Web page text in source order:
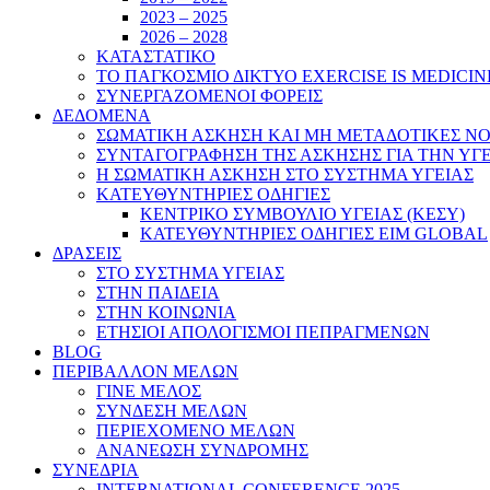
2023 – 2025
2026 – 2028
ΚΑΤΑΣΤΑΤΙΚΟ
ΤΟ ΠΑΓΚΟΣΜΙΟ ΔΙΚΤΥΟ EXERCISE IS
ΣΥΝΕΡΓΑΖΟΜΕΝΟΙ ΦΟΡΕΙΣ
ΔΕΔΟΜΕΝΑ
ΣΩΜΑΤΙΚΗ ΑΣΚΗΣΗ ΚΑΙ ΜΗ ΜΕΤΑΔΟΤΙΚΕΣ
ΣΥΝΤΑΓΟΓΡΑΦΗΣΗ ΤΗΣ ΑΣΚΗΣΗΣ ΓΙΑ ΤΗΝ
Η ΣΩΜΑΤΙΚΗ ΑΣΚΗΣΗ ΣΤΟ ΣΥΣΤΗΜΑ ΥΓΕΙΑΣ
ΚΑΤΕΥΘΥΝΤΗΡΙΕΣ ΟΔΗΓΙΕΣ
ΚΕΝΤΡΙΚΟ ΣΥΜΒΟΥΛΙΟ ΥΓΕΙΑΣ (ΚΕΣΥ)
ΚΑΤΕΥΘΥΝΤΗΡΙΕΣ ΟΔΗΓΙΕΣ EIM GLOBAL
ΔΡΑΣΕΙΣ
ΣΤΟ ΣΥΣΤΗΜΑ ΥΓΕΙΑΣ
ΣΤΗΝ ΠΑΙΔΕΙΑ
ΣΤΗΝ ΚΟΙΝΩΝΙΑ
ΕΤΗΣΙΟΙ ΑΠΟΛΟΓΙΣΜΟΙ ΠΕΠΡΑΓΜΕΝΩΝ
BLOG
ΠΕΡΙΒΑΛΛΟΝ ΜΕΛΩΝ
ΓΙΝΕ ΜΕΛΟΣ
ΣΥΝΔΕΣΗ ΜΕΛΩΝ
ΠΕΡΙΕΧΟΜΕΝΟ ΜΕΛΩΝ
ΑΝΑΝΕΩΣΗ ΣΥΝΔΡΟΜΗΣ
ΣΥΝΕΔΡΙΑ